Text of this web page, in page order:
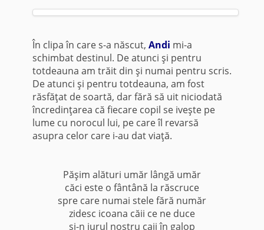
În clipa în care s-a născut, Andi mi-a
schimbat destinul. De atunci şi pentru
totdeauna am trăit din şi numai pentru scris.
De atunci şi pentru totdeauna, am fost
răsfăţat de soartă, dar fără să uit niciodată
încredinţarea că fiecare copil se iveşte pe
lume cu norocul lui, pe care îl revarsă
asupra celor care i-au dat viaţă.
Păşim alături umăr lângă umăr
căci este o fântână la răscruce
spre care numai stele fără număr
zidesc icoana căii ce ne duce
şi-n jurul nostru caii în galop